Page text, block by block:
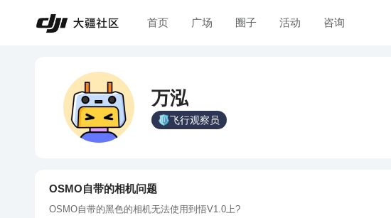
首页 广场 圈子 活动 咨询
万泓
飞行观察员
OSMO自带的相机问题
OSMO自带的黑色的相机无法使用到悟V1.0上?